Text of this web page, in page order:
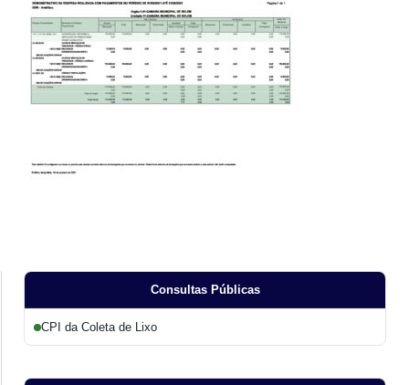
Consultas Públicas
CPI da Coleta de Lixo